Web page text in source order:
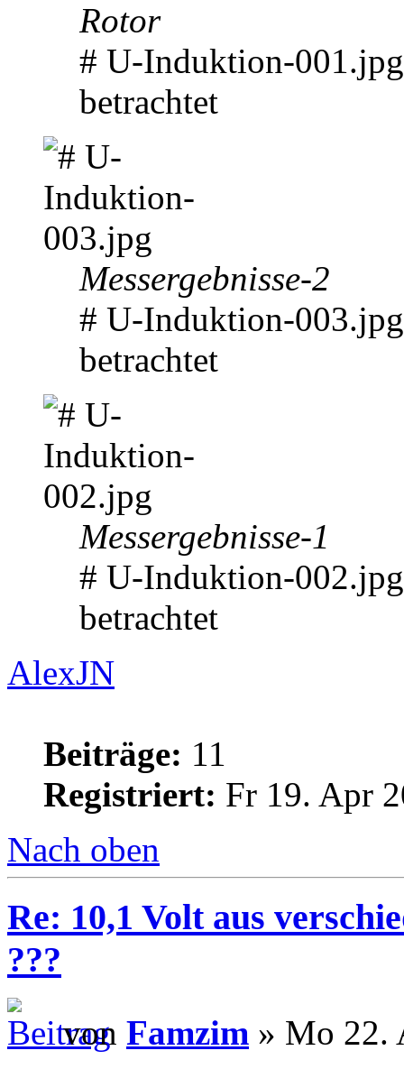
Rotor
# U-Induktion-
betrachtet
Messergebnisse-2
# U-Induktion-
betrachtet
Messergebnisse-1
# U-Induktion-
betrachtet
AlexJN
Beiträge: 11
Registriert: Fr 19. Apr
Nach oben
Re: 10,1 Volt aus
???
von Famzim » Mo 22.